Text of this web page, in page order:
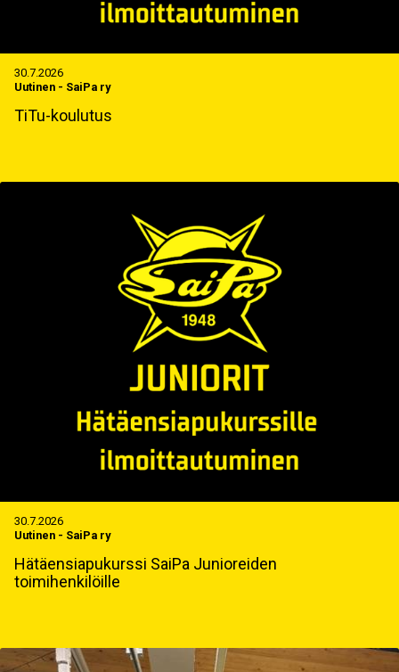
30.7.2026
Uutinen - SaiPa ry
TiTu-koulutus
30.7.2026
Uutinen - SaiPa ry
Hätäensiapukurssi SaiPa Junioreiden
toimihenkilöille